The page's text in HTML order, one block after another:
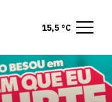
15,5 °C